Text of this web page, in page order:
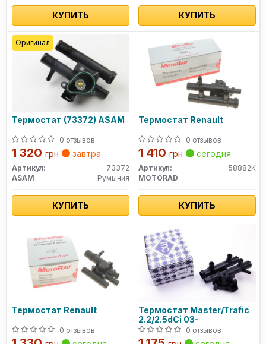
КУПИТЬ КУПИТЬ
Термостат (73372) ASAM
0 отзывов
1 320 грн завтра
Артикул:
73372
ASAM
Румыния
КУПИТЬ
Оригинал
Термостат Renault
0 отзывов
1 410 грн сегодня
Артикул:
58882K
MOTORAD
КУПИТЬ
Термостат Renault
0 отзывов
Термостат Master/Trafic
2.2/2.5dCi 03-
0 отзывов